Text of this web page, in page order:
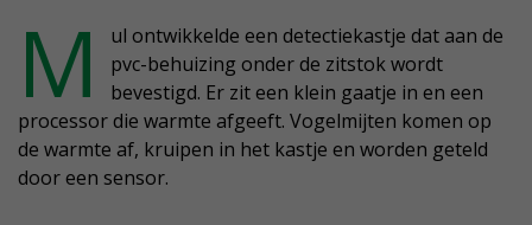
M
ul ontwikkelde een detectiekastje dat aan de
pvc-behuizing onder de zitstok wordt
bevestigd. Er zit een klein gaatje in en een
processor die warmte afgeeft. Vogelmijten komen op
de warmte af, kruipen in het kastje en worden geteld
door een sensor.